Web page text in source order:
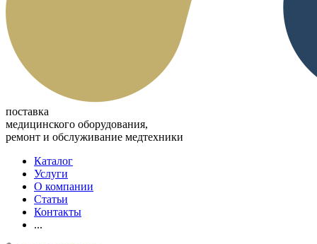
поставка
медицинского оборудования,
ремонт и обслуживание медтехники
Каталог
Услуги
О компании
Статьи
Контакты
...